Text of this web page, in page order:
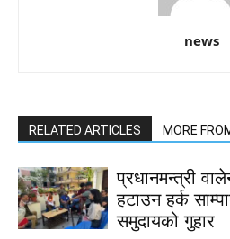
news
RELATED ARTICLES MORE
प्रधानमन्त्री
हटाउन हर्क
समुदायको गुहार